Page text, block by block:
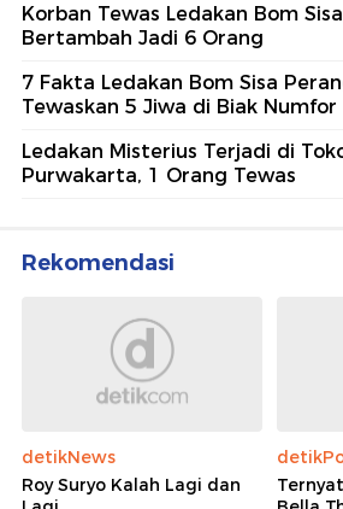
Korban Tewas Ledakan Bom
Bertambah Jadi 6 Orang
7 Fakta Ledakan Bom Sisa
Tewaskan 5 Jiwa di Biak Numfor
Ledakan Misterius Terjadi di
Purwakarta, 1 Orang Tewas
Rekomendasi
detikNews
Roy Suryo Kalah Lagi dan